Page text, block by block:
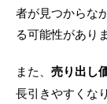
者が見つからな
る可能性がありま
また、 売り出し
長引きやすくな